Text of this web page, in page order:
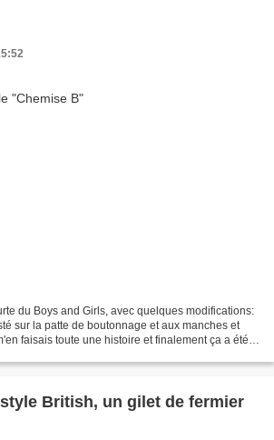
du Boys and Girls, avec quelques modifications:
sur la patte de boutonnage et aux manches et
faisais toute une histoire et finalement ça a été
British, un gilet de fermier